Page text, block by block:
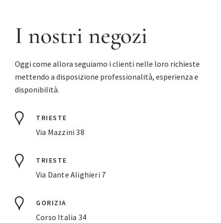
I nostri negozi
Oggi come allora seguiamo i clienti nelle loro richieste
mettendo a disposizione professionalità, esperienza e
disponibilità.
TRIESTE
Via Mazzini 38
TRIESTE
Via Dante Alighieri 7
GORIZIA
Corso Italia 34